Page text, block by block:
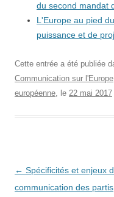
du second mandat
L'Europe au pied
puissance et de
Cette entrée a été publiée
Communication sur l'Europe
européenne, le 22 mai 2017
Navigation
des
← Spécificités et enjeux
communication des partis